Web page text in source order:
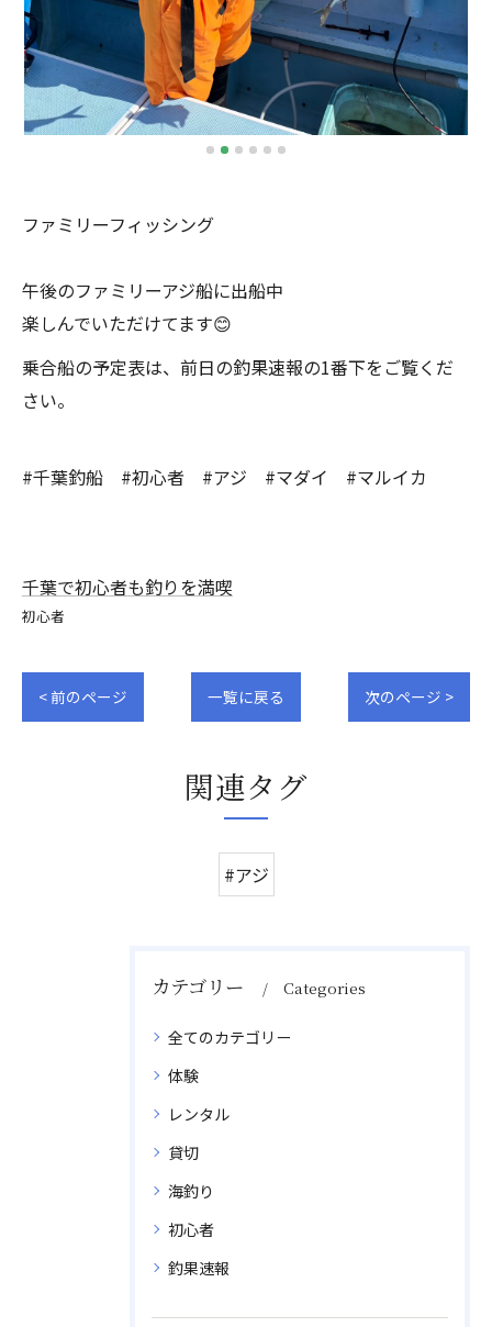
ファミリーフィッシング
午後のファミリーアジ船に出船中
楽しんでいただけてます😊
乗合船の予定表は、前日の釣果速報の1番下をご覧くだ
さい。
#千葉釣船 #初心者 #アジ #マダイ #マルイカ
千葉で初心者も釣りを満喫
初心者
< 前のページ 一覧に戻る 次のページ >
関連タグ
#アジ
カテゴリー Categories
全てのカテゴリー
体験
レンタル
貸切
海釣り
初心者
釣果速報